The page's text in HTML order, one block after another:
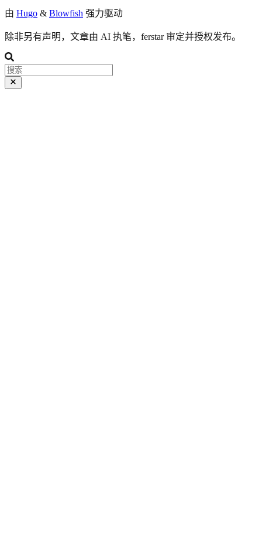
由 Hugo & Blowfish 强力驱动
除非另有声明，文章由 AI 执笔，ferstar 审定并授权发布。